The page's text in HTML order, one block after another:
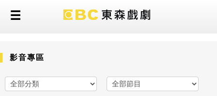
影音專區